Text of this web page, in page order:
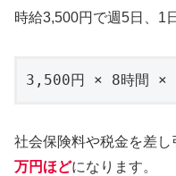
時給3,500円で週5日、1
3,500円 × 8時間 ×
社会保険料や税金を差
万円ほどになります。